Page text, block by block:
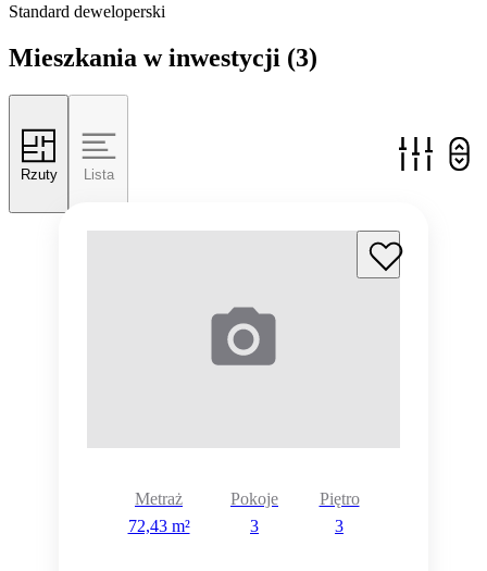
Standard deweloperski
Mieszkania w inwestycji (3)
Rzuty Lista
Metraż
72,43 m²
Pokoje
3
Piętro
3